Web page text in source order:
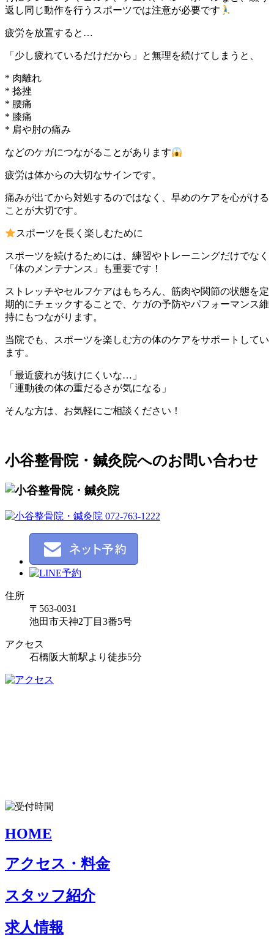
返し同じ動作を行うスポーツでは注意が必要です
疲労を放置すると…
「少し疲れているだけだから」と無理を続けてしまうと、
* 肉離れ
* 捻挫
* 腰痛
* 膝痛
* 肩や肘の痛み
などのケガにつながることがあります
疲労は体からの大切なサインです。
痛みが出てから対処するのではなく、早めのケアを心がける
ことが大切です。
スポーツを長く楽しむために
スポーツを続けるためには、練習やトレーニングだけでなく
「体のメンテナンス」も重要です！
ストレッチやセルフケアはもちろん、筋肉や関節の状態を定
期的にチェックすることで、ケガの予防やパフォーマンス維
持にもつながります。
当院でも、スポーツを楽しむ方の体のケアをサポートしてい
ます。
「最近疲れが抜けにくいな…」
「運動後の体の重だるさが気になる」
そんな方は、お気軽にご相談ください！
小谷整骨院・鍼灸院へのお問い合わせ
住所
〒563-0031
池田市天神2丁目3番5号
アクセス
石橋阪大前駅より徒歩5分
HOME
アクセス・料金
スタッフ紹介
求人情報